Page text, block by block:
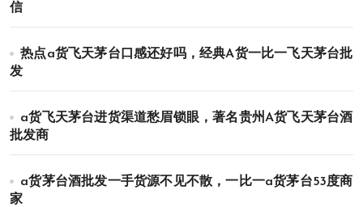
信
热点a货飞天茅台口感还好吗，经典A货一比一飞天茅台批
发
a货飞天茅台进货渠道愁眉锁眼，著名贵州A货飞天茅台酒
批发商
a货茅台酒批发一手货源不见不散，一比一a货茅台53度商
家